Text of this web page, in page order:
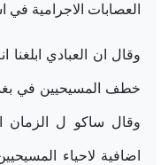
العصابات الاجرامية في
وقال ان العبادي
خطف المسيحيين في
وقال ساكو ل الزمان
اضافية لاحياء